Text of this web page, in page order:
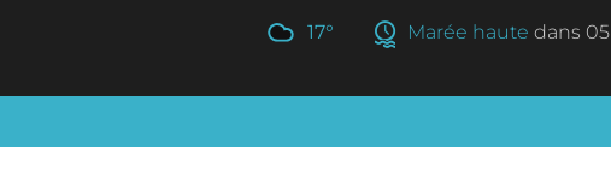
17° Marée haute dans 05